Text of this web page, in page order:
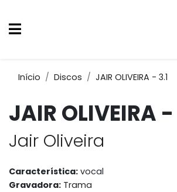
Início Discos JAIR OLIVEIRA - 3.1
JAIR OLIVEIRA -
Jair Oliveira
Característica: vocal
Gravadora: Trama